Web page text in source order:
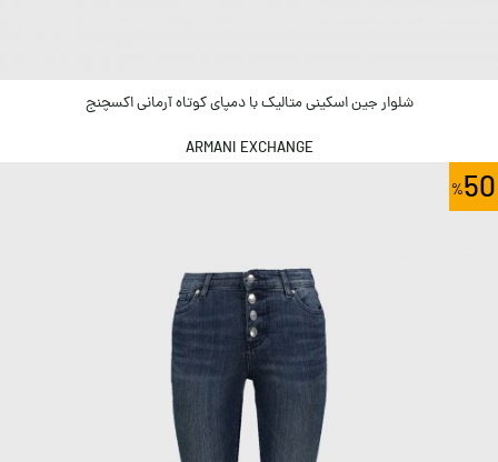
شلوار جین اسکینی متالیک با دمپای کوتاه آرمانی اکسچنج
ARMANI EXCHANGE
50